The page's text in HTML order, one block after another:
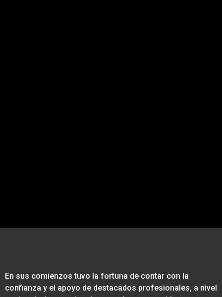
En sus comienzos tuvo la fortuna de contar con la
confianza y el apoyo de destacados profesionales, a nivel